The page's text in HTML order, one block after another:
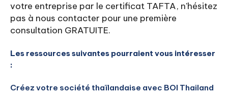
votre entreprise par le certificat TAFTA, n'hésitez
pas à nous contacter pour une première
consultation GRATUITE.
Les ressources suivantes pourraient vous intéresser
:
Créez votre société thaïlandaise avec BOI Thailand